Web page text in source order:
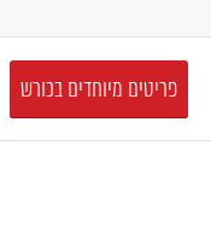
פריטים מיוחדים בכורש